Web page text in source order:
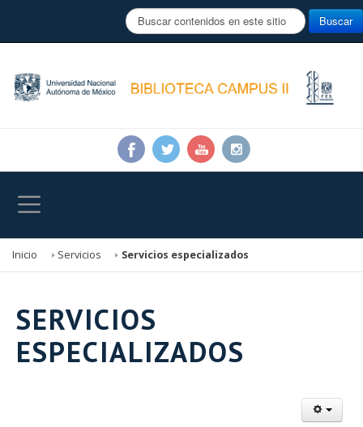
B
u
a
Buscar
Inicio Servicios Servicios especializados
SERVICIOS
ESPECIALIZADOS